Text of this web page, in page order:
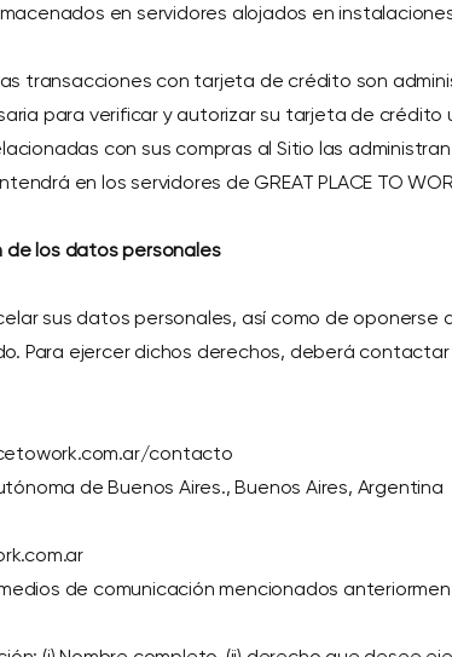
en servidores alojados en
transacciones con tarjeta de crédito son
para verificar y autorizar su tarjeta de
con sus compras al Sitio las
en los servidores de GREAT PLACE TO
de los datos personales
sus datos personales, así como de oponerse
Para ejercer dichos derechos, deberá
contacto
de Buenos Aires., Buenos Aires, Argentina
de comunicación mencionados